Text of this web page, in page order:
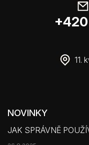
11.
NOVINKY
JAK SPRÁVNĚ